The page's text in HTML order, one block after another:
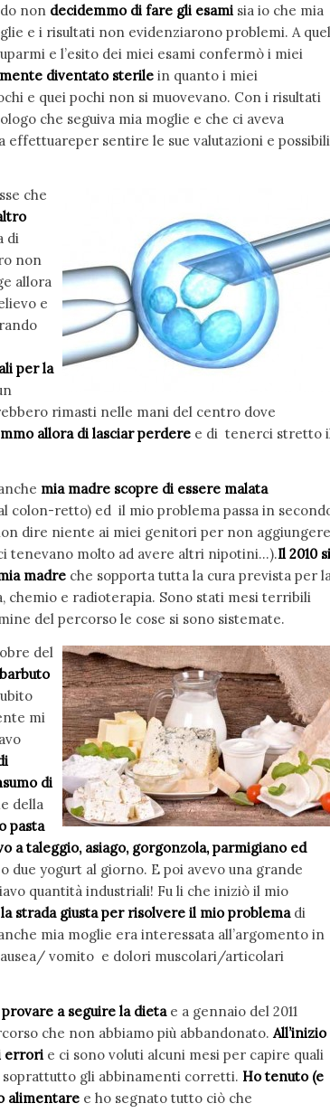
non decidemmo di fare gli esami sia io che mia
e i risultati non evidenziarono problemi. A quel
e l’esito dei miei esami confermò i miei
diventato sterile in quanto i miei
e quei pochi non si muovevano. Con i risultati
che seguiva mia moglie e che ci aveva
effettuareper sentire le sue valutazioni e possibili
che
di
non
allora
e
per la
rimasti nelle mani del centro dove
allora di lasciar perdere e di tenerci stretto
mia madre scopre di essere malata
colon-retto) ed il mio problema passa in
dire niente ai miei genitori per non aggiungere
tenevano molto ad avere altri nipotini…).Il 2010 si
madre che sopporta tutta la cura prevista per
chemio e radioterapia. Sono stati mesi terribili
del percorso le cose si sono sistemate.
del
mi
di
della
pasta
a taleggio, asiago, gorgonzola, parmigiano ed
due yogurt al giorno. E poi avevo una grande
quantità industriali! Fu li che iniziò il mio
strada giusta per risolvere il mio problema di
mia moglie era interessata all’argomento in
vomito e dolori muscolari/articolari
a seguire la dietae a gennaio del 2011
che non abbiamo più abbandonato. All’inizio
errori e ci sono voluti alcuni mesi per capire quali
gli abbinamenti corretti. Ho tenuto (e
alimentare e ho segnato tutto ciò che